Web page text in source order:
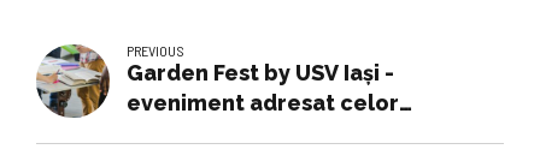
PREVIOUS
Garden Fest by USV Iași -
eveniment adresat celor